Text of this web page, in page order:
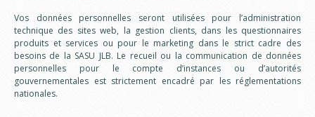
Vos données personnelles seront utilisées pour l’administration
technique des sites web, la gestion clients, dans les questionnaires
produits et services ou pour le marketing dans le strict cadre des
besoins de la SASU JLB. Le recueil ou la communication de données
personnelles pour le compte d’instances ou d’autorités
gouvernementales est strictement encadré par les réglementations
nationales.